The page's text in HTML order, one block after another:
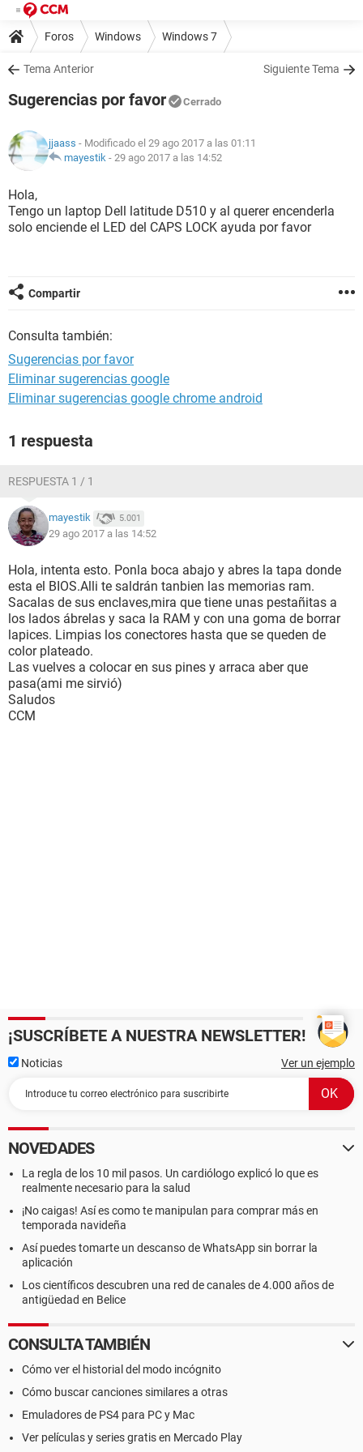
Foros Windows Windows 7
Tema Anterior Siguiente Tema
Sugerencias por favor Cerrado
jjaass - Modificado el 29 ago 2017 a las 01:11
mayestik - 29 ago 2017 a las 14:52
Hola,
Tengo un laptop Dell latitude D510 y al querer encenderla
solo enciende el LED del CAPS LOCK ayuda por favor
Compartir
Consulta también:
Sugerencias por favor
Eliminar sugerencias google
Eliminar sugerencias google chrome android
1 respuesta
RESPUESTA 1 / 1
mayestik 5.001
29 ago 2017 a las 14:52
Hola, intenta esto. Ponla boca abajo y abres la tapa donde
esta el BIOS.Alli te saldrán tanbien las memorias ram.
Sacalas de sus enclaves,mira que tiene unas pestañitas a
los lados ábrelas y saca la RAM y con una goma de borrar
lapices. Limpias los conectores hasta que se queden de
color plateado.
Las vuelves a colocar en sus pines y arraca aber que
pasa(ami me sirvió)
Saludos
CCM
¡SUSCRÍBETE A NUESTRA NEWSLETTER!
Noticias Ver un ejemplo
NOVEDADES
La regla de los 10 mil pasos. Un cardiólogo explicó lo que es
realmente necesario para la salud
¡No caigas! Así es como te manipulan para comprar más en
temporada navideña
Así puedes tomarte un descanso de WhatsApp sin borrar la
aplicación
Los científicos descubren una red de canales de 4.000 años de
antigüedad en Belice
CONSULTA TAMBIÉN
Cómo ver el historial del modo incógnito
Cómo buscar canciones similares a otras
Emuladores de PS4 para PC y Mac
Ver películas y series gratis en Mercado Play